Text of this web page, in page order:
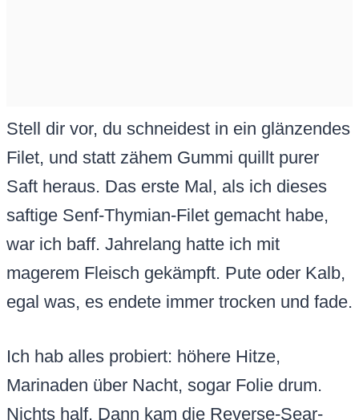
Stell dir vor, du schneidest in ein glänzendes
Filet, und statt zähem Gummi quillt purer
Saft heraus. Das erste Mal, als ich dieses
saftige Senf-Thymian-Filet gemacht habe,
war ich baff. Jahrelang hatte ich mit
magerem Fleisch gekämpft. Pute oder Kalb,
egal was, es endete immer trocken und fade.
Ich hab alles probiert: höhere Hitze,
Marinaden über Nacht, sogar Folie drum.
Nichts half. Dann kam die Reverse-Sear-